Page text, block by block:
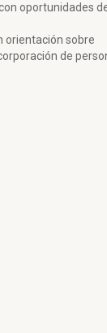
oportunidades
orientación sobre
de